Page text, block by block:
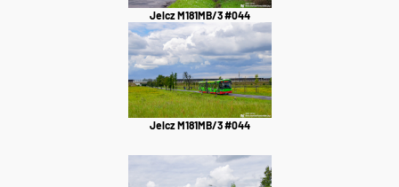
Jelcz M181MB/3 #044
Jelcz M181MB/3 #044